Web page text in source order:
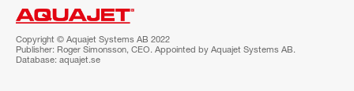
Copyright © Aquajet Systems AB 2022
Publisher: Roger Simonsson, CEO. Appointed by Aquajet Systems AB.
Database: aquajet.se